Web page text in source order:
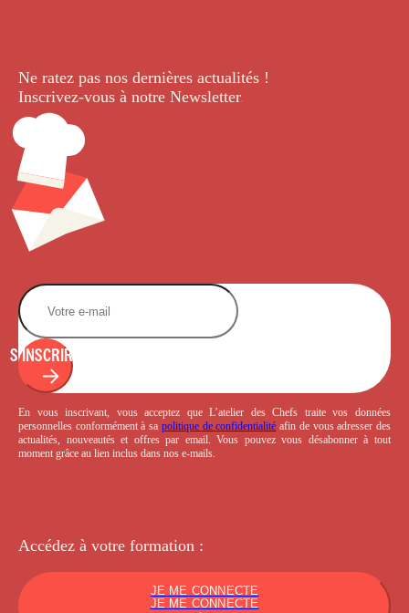
Ne ratez pas nos dernières actualités !
Inscrivez-vous à notre Newsletter.
S'INSCRIRE
En vous inscrivant, vous acceptez que L’atelier des Chefs traite vos données
personnelles conformément à sa politique de confidentialité afin de vous adresser des
actualités, nouveautés et offres par email. Vous pouvez vous désabonner à tout
moment grâce au lien inclus dans nos e-mails.
Accédez à votre formation :
JE ME CONNECTE
JE ME CONNECTE